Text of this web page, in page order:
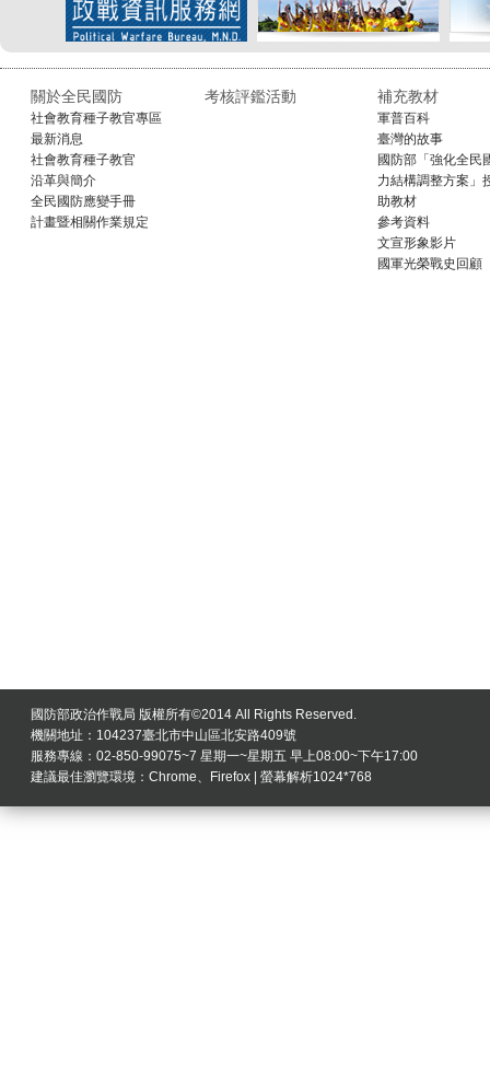
關於全民國防
社會教育種子教官專區
最新消息
社會教育種子教官
沿革與簡介
全民國防應變手冊
計畫暨相關作業規定
考核評鑑活動 補充教材
軍普百科
臺灣的故事
國防部「強化全民
力結構調整方案」
助教材
參考資料
文宣形象影片
國軍光榮戰史回顧
國防部政治作戰局 版權所有©2014 All Rights Reserved.
機關地址：104237臺北市中山區北安路409號
服務專線：02-850-99075~7 星期一~星期五 早上08:00~下午17:00
建議最佳瀏覽環境：Chrome、Firefox | 螢幕解析1024*768